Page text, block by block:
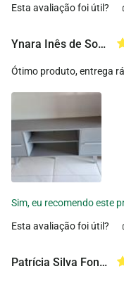
esta avaliação foi útil?
Ynara Inês de Souza Gomes
Ótimo produto, entrega
esta avaliação foi útil?
Patrícia Silva Fonseca